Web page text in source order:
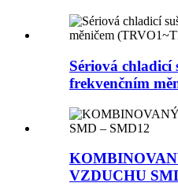
Sériová chladicí
frekvenčním
VZDUCHU